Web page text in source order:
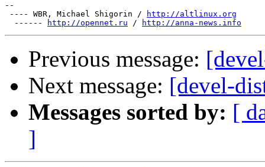
--
---- WBR, Michael Shigorin /
http://altlinux.org
------
http://opennet.ru / http://anna-news.info
Previous message:
Next message: [devel-
Messages sorted by: [
]